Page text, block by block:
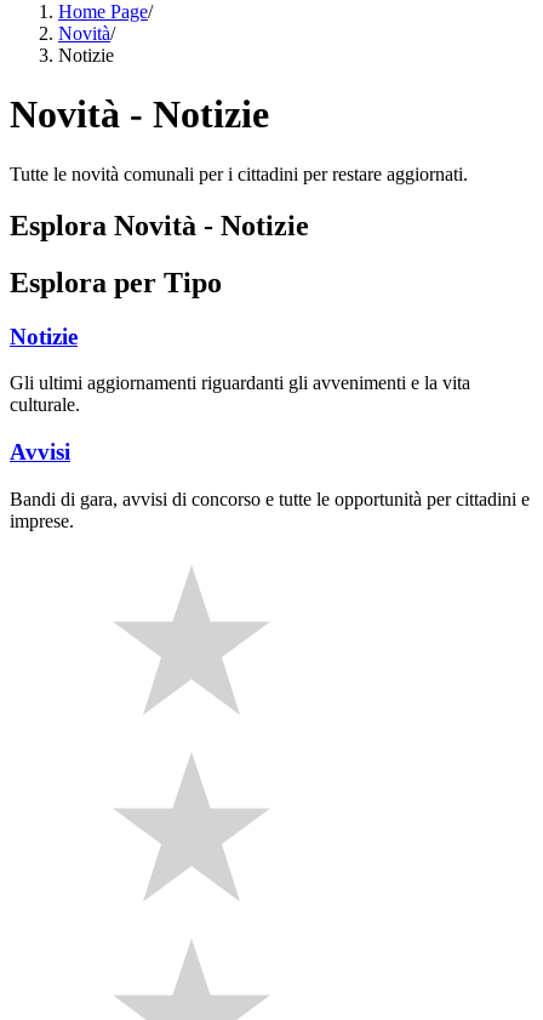
Home Page/
Novità/
Notizie
Novità - Notizie
Tutte le novità comunali per i cittadini per restare aggiornati.
Esplora Novità - Notizie
Esplora per Tipo
Notizie
Gli ultimi aggiornamenti riguardanti gli avvenimenti e la vita
culturale.
Avvisi
Bandi di gara, avvisi di concorso e tutte le opportunità per cittadini e
imprese.